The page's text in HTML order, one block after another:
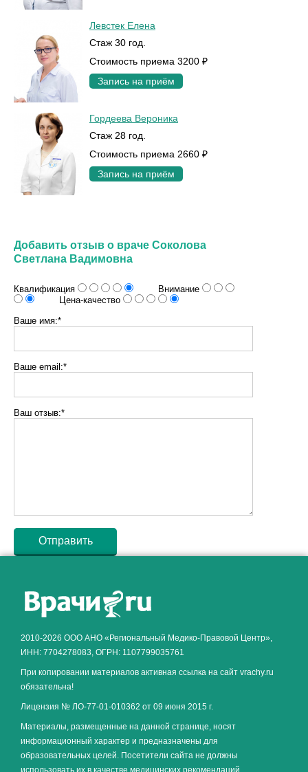
Левстек Елена
Стаж 30 год.
Стоимость приема 3200 ₽
Запись на приём
Гордеева Вероника
Стаж 28 год.
Стоимость приема 2660 ₽
Запись на приём
Добавить отзыв о враче Соколова
Светлана Вадимовна
Квалификация
Внимание
Цена-качество
Ваше имя:*
Ваше email:*
Ваш отзыв:*
2010-2026 ООО АНО «Региональный Медико-Правовой Центр»,
ИНН: 7704278083, ОГРН: 1107799035761
При копировании материалов активная ссылка на сайт vrachy.ru
обязательна!
Лицензия № ЛО-77-01-010362 от 09 июня 2015 г.
Материалы, размещенные на данной странице, носят
информационный характер и предназначены для
образовательных целей. Посетители сайта не должны
использовать их в качестве медицинских рекомендаций.